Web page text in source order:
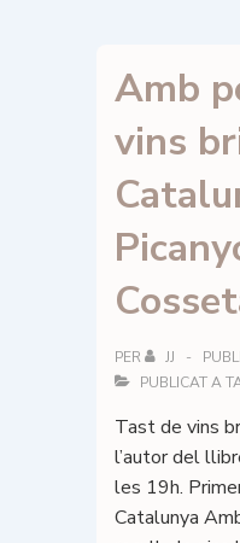
Amb
vins
PER JJ
PUBLICAT A
Tast de vins
l’autor del
les 19h.
Catalunya